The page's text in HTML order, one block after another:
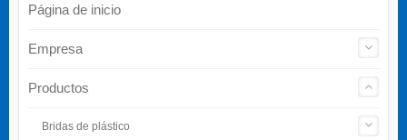
Página de inicio
Empresa
Productos
Bridas de plástico